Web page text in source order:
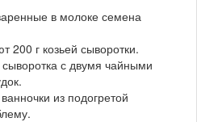
в молоке семена
200 г козьей сыворотки.
сыворотка с двумя чайными
из подогретой